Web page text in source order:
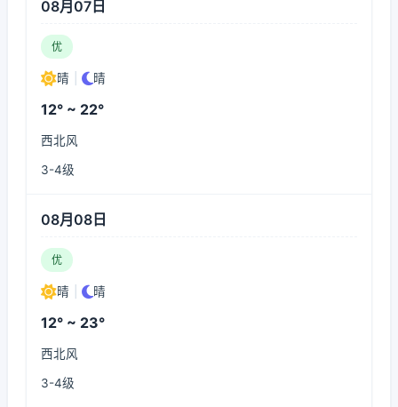
08月07日
优
晴 晴
12° ~ 22°
西北风
3-4级
08月08日
优
晴 晴
12° ~ 23°
西北风
3-4级